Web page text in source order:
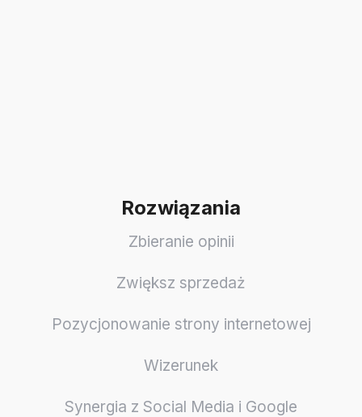
Rozwiązania
Zbieranie opinii
Zwiększ sprzedaż
Pozycjonowanie strony internetowej
Wizerunek
Synergia z Social Media i Google